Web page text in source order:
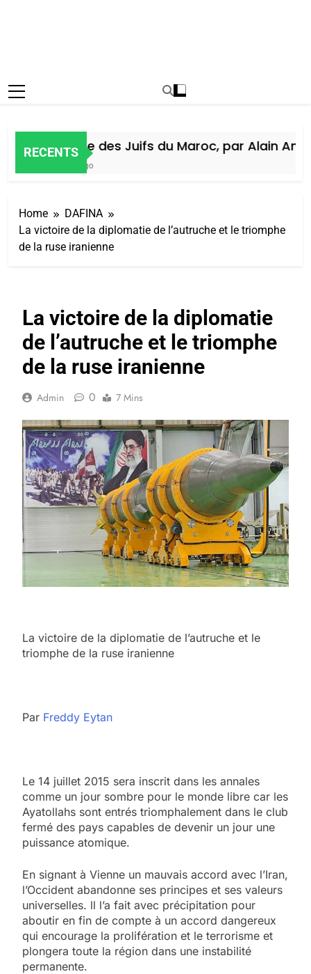
RECENTS
Histoire des Juifs du Maroc, par Alain Amiel
Home
DAFINA
La victoire de la diplomatie de l’autruche et le triomphe
de la ruse iranienne
La victoire de la diplomatie
de l’autruche et le triomphe
de la ruse iranienne
Admin 0 7 Mins
La victoire de la diplomatie de l’autruche et le
triomphe de la ruse iranienne
Par Freddy Eytan
Le 14 juillet 2015 sera inscrit dans les annales
comme un jour sombre pour le monde libre car les
Ayatollahs sont entrés triomphalement dans le club
fermé des pays capables de devenir un jour une
puissance atomique.
En signant à Vienne un mauvais accord avec l’Iran,
l’Occident abandonne ses principes et ses valeurs
universelles. ll l’a fait avec précipitation pour
aboutir en fin de compte à un accord dangereux
qui encourage la prolifération et le terrorisme et
plongera toute la région dans une instabilité
permanente.